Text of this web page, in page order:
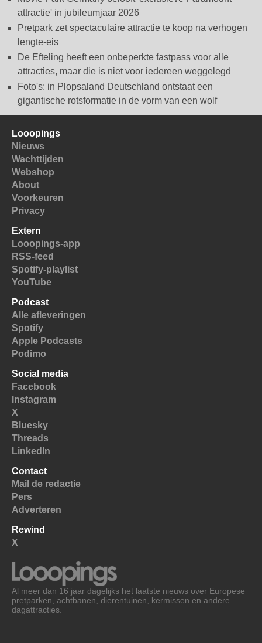
attractie' in jubileumjaar 2026
Pretpark zet spectaculaire attractie te koop na verhogen
lengte-eis
De Efteling heeft een onbeperkte fastpass voor alle
attracties, maar die is niet voor iedereen weggelegd
Foto's: in Plopsaland Deutschland ontstaat een
gigantische rotsformatie in de vorm van een wolf
Looopings
Nieuws
Wachttijden
Webshop
About
Voorkeuren
Privacy
Extern
Looopings-app
RSS-feed
Spotify-playlist
YouTube
Podcast
Alle afleveringen
Spotify
Apple Podcasts
Podimo
Social media
Facebook
Instagram
X
Bluesky
Threads
LinkedIn
Contact
Mail de redactie
Pers
Adverteren
Rewind
X
Al meer dan 16 jaar dagelijks het laatste nieuws over Europese
pretparken, achtbanen, dierentuinen, kermissen en andere
dagattracties.